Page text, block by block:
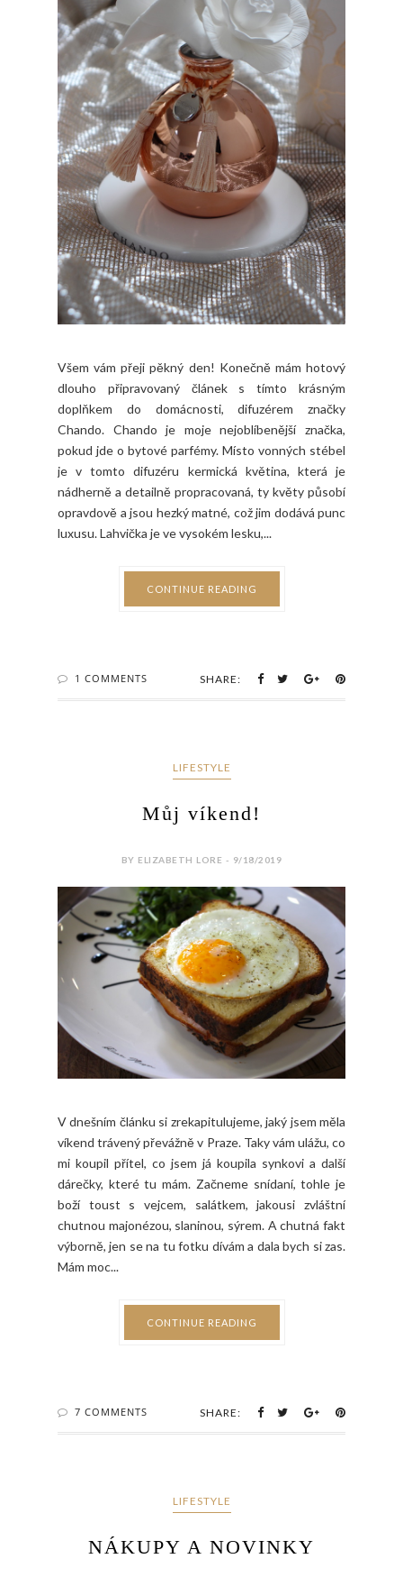
Všem vám přeji pěkný den! Konečně mám hotový
dlouho připravovaný článek s tímto krásným
doplňkem do domácnosti, difuzérem značky
Chando. Chando je moje nejoblíbenější značka,
pokud jde o bytové parfémy. Místo vonných stébel
je v tomto difuzéru kermická květina, která je
nádherně a detailně propracovaná, ty květy působí
opravdově a jsou hezký matné, což jim dodává punc
luxusu. Lahvička je ve vysokém lesku,...
CONTINUE READING
1 COMMENTS SHARE:
LIFESTYLE
Můj víkend!
BY ELIZABETH LORE - 9/18/2019
V dnešním článku si zrekapitulujeme, jaký jsem měla
víkend trávený převážně v Praze. Taky vám ulážu, co
mi koupil přítel, co jsem já koupila synkovi a další
dárečky, které tu mám. Začneme snídaní, tohle je
boží toust s vejcem, salátkem, jakousi zvláštní
chutnou majonézou, slaninou, sýrem. A chutná fakt
výborně, jen se na tu fotku dívám a dala bych si zas.
Mám moc...
CONTINUE READING
7 COMMENTS SHARE:
LIFESTYLE
NÁKUPY A NOVINKY